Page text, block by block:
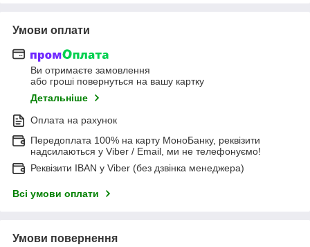
Умови оплати
Ви отримаєте замовлення
або гроші повернуться на вашу картку
Детальніше
Оплата на рахунок
Передоплата 100% на карту МоноБанку, реквізити
надсилаються у Viber / Email, ми не телефонуємо!
Реквізити IBAN у Viber (без дзвінка менеджера)
Всі умови оплати
Умови повернення